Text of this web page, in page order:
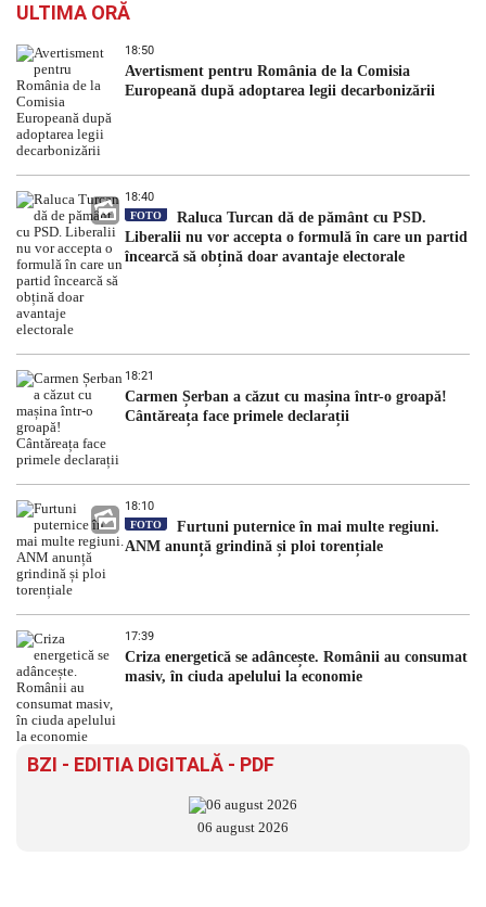
ULTIMA ORĂ
18:50
Avertisment pentru România de la Comisia
Europeană după adoptarea legii decarbonizării
18:40
FOTO
Raluca Turcan dă de pământ cu PSD.
Liberalii nu vor accepta o formulă în care un partid
încearcă să obțină doar avantaje electorale
18:21
Carmen Șerban a căzut cu mașina într-o groapă!
Cântăreața face primele declarații
18:10
FOTO
Furtuni puternice în mai multe regiuni.
ANM anunță grindină și ploi torențiale
17:39
Criza energetică se adâncește. Românii au consumat
masiv, în ciuda apelului la economie
BZI - EDITIA DIGITALĂ - PDF
06 august 2026